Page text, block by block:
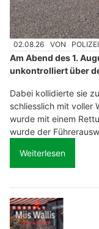
02.08.26 VON
Am Abend des 1.
unkontrolliert über
Dabei kollidierte sie
schliesslich mit voller
wurde mit einem
wurde der
Weiterlesen